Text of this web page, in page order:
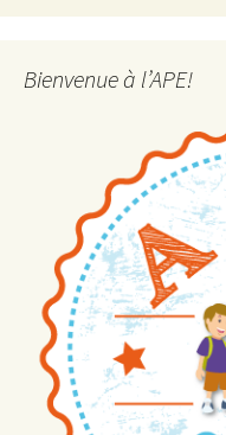
Bienvenue à l’APE!